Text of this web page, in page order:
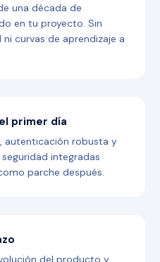
una década de
en tu proyecto. Sin
curvas de aprendizaje a
primer día
autenticación robusta y
integradas
parche después.
del producto y